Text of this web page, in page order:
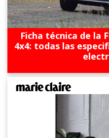
Ficha técnica de la
4x4: todas las